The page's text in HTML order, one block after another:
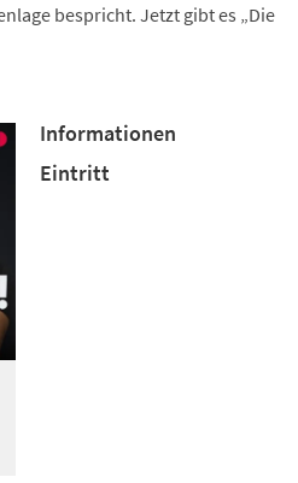
bespricht. Jetzt gibt es „Die
Informationen
Eintritt